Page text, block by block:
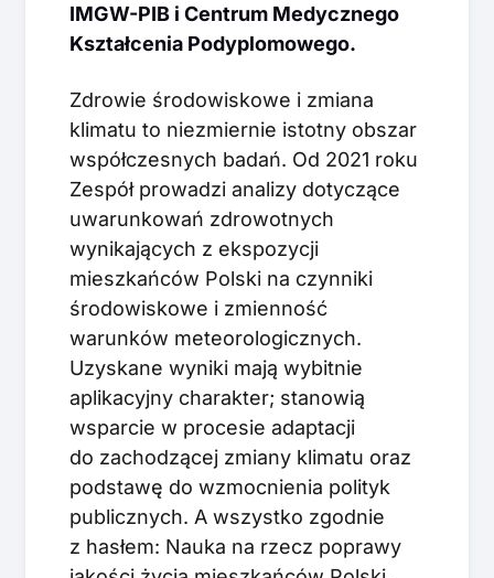
IMGW-PIB i Centrum Medycznego
Kształcenia Podyplomowego.
Zdrowie środowiskowe i zmiana
klimatu to niezmiernie istotny obszar
współczesnych badań. Od 2021 roku
Zespół prowadzi analizy dotyczące
uwarunkowań zdrowotnych
wynikających z ekspozycji
mieszkańców Polski na czynniki
środowiskowe i zmienność
warunków meteorologicznych.
Uzyskane wyniki mają wybitnie
aplikacyjny charakter; stanowią
wsparcie w procesie adaptacji
do zachodzącej zmiany klimatu oraz
podstawę do wzmocnienia polityk
publicznych. A wszystko zgodnie
z hasłem: Nauka na rzecz poprawy